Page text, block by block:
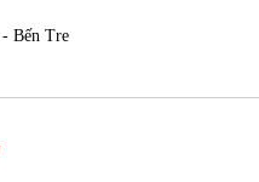
Bến Tre